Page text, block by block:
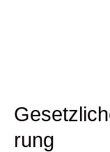
rung